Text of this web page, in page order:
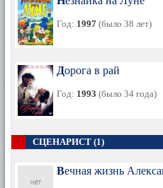
Год: 1997 (было 38 лет)
Дорога в рай
Год: 1993 (было 34 года)
СЦЕНАРИСТ (1)
Вечная жизнь